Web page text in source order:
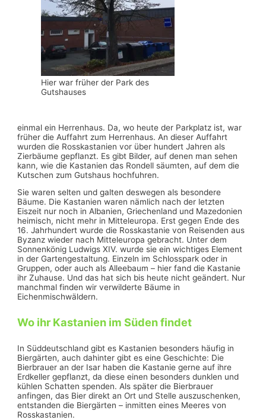
Hier war früher der Park des
Gutshauses
einmal ein Herrenhaus. Da, wo heute der Parkplatz ist, war
früher die Auffahrt zum Herrenhaus. An dieser Auffahrt
wurden die Rosskastanien vor über hundert Jahren als
Zierbäume gepflanzt. Es gibt Bilder, auf denen man sehen
kann, wie die Kastanien das Rondell säumten, auf dem die
Kutschen zum Gutshaus hochfuhren.
Sie waren selten und galten deswegen als besondere
Bäume. Die Kastanien waren nämlich nach der letzten
Eiszeit nur noch in Albanien, Griechenland und Mazedonien
heimisch, nicht mehr in Mitteleuropa. Erst gegen Ende des
16. Jahrhundert wurde die Rosskastanie von Reisenden aus
Byzanz wieder nach Mitteleuropa gebracht. Unter dem
Sonnenkönig Ludwigs XIV. wurde sie ein wichtiges Element
in der Gartengestaltung. Einzeln im Schlosspark oder in
Gruppen, oder auch als Alleebaum – hier fand die Kastanie
ihr Zuhause. Und das hat sich bis heute nicht geändert. Nur
manchmal finden wir verwilderte Bäume in
Eichenmischwäldern.
Wo ihr Kastanien im Süden findet
In Süddeutschland gibt es Kastanien besonders häufig in
Biergärten, auch dahinter gibt es eine Geschichte: Die
Bierbrauer an der Isar haben die Kastanie gerne auf ihre
Erdkeller gepflanzt, da diese einen besonders dunklen und
kühlen Schatten spenden. Als später die Bierbrauer
anfingen, das Bier direkt an Ort und Stelle auszuschenken,
entstanden die Biergärten – inmitten eines Meeres von
Rosskastanien.